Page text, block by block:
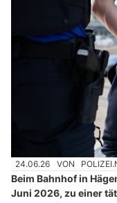
24.06.26 VON
Beim Bahnhof in
Juni 2026, zu einer